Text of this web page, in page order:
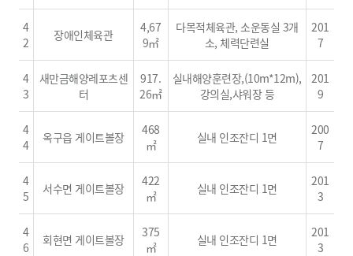
4
2
장애인체육관
4,67
9㎡
다목적체육관, 소운동실 3개
소, 체력단련실
201
7
4
3
새만금해양레포츠센
터
917.
26㎡
실내해양훈련장,(10m*12m),
강의실,샤워장 등
201
9
4
4
옥구읍 게이트볼장
468
㎡
실내 인조잔디 1면
200
7
4
5
서수면 게이트볼장
422
㎡
실내 인조잔디 1면
201
3
4
6
회현면 게이트볼장
375
㎡
실내 인조잔디 1면
201
3